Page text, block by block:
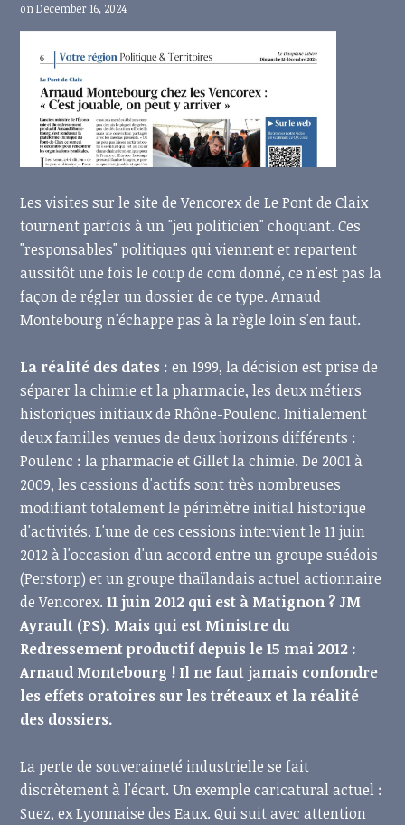
on December 16, 2024
Les visites sur le site de Vencorex de Le Pont de Claix
tournent parfois à un "jeu politicien" choquant. Ces
"responsables" politiques qui viennent et repartent
aussitôt une fois le coup de com donné, ce n'est pas la
façon de régler un dossier de ce type. Arnaud
Montebourg n'échappe pas à la règle loin s'en faut.
La réalité des dates : en 1999, la décision est prise de
séparer la chimie et la pharmacie, les deux métiers
historiques initiaux de Rhône-Poulenc. Initialement
deux familles venues de deux horizons différents :
Poulenc : la pharmacie et Gillet la chimie. De 2001 à
2009, les cessions d'actifs sont très nombreuses
modifiant totalement le périmètre initial historique
d'activités. L'une de ces cessions intervient le 11 juin
2012 à l'occasion d'un accord entre un groupe suédois
(Perstorp) et un groupe thaïlandais actuel actionnaire
de Vencorex.11 juin 2012 qui est à Matignon ? JM
Ayrault (PS). Mais qui est Ministre du
Redressement productif depuis le 15 mai 2012 :
Arnaud Montebourg ! Il ne faut jamais confondre
les effets oratoires sur les tréteaux et la réalité
des dossiers.
La perte de souveraineté industrielle se fait
discrètement à l'écart. Un exemple caricatural actuel :
Suez, ex Lyonnaise des Eaux. Qui suit avec attention